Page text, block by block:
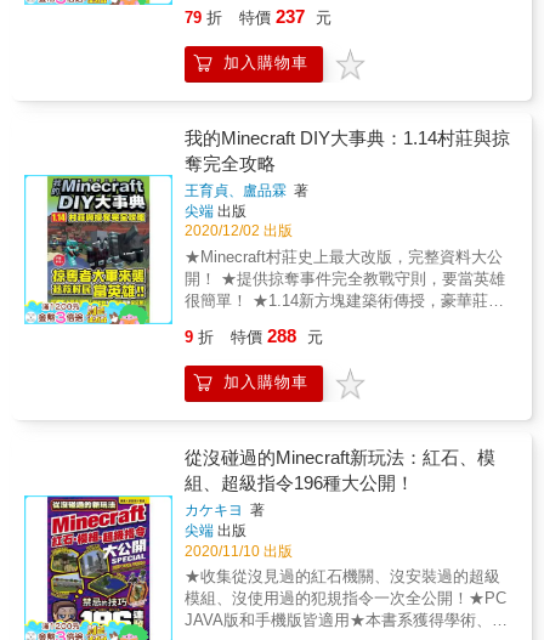
建築玩法。 &
玩法之一。系列刊物第二本「機關地圖嚴選評
鑑」裡面有許多高手做的機關地圖便是引用許
多紅石機關原理做成的，那本是請小朋友去
電池一樣放出電流（在遊戲中叫紅石訊號），
某些物件接收到訊號後，可以像燈泡一樣做出
反應。只要熟悉這些原理加以應用，就可以做
出各種自動機關。 & 對於小朋友來說，自己做
出一件自動機關是一件很有成就感的事。對父
母來說，這是一本能啟發小朋友邏輯觀念的
書，尤其能增強他們在邏輯判斷的基本常識。
& 這本書的目的是要讓小朋友實際看圖解就能
做出50個基礎機關，增加他們的成就感。然後
我們會再挑一兩個比較複雜的機關，告訴他們
向。 &
79 折 特價 237 元
加入購物車
我的Minecraft DIY大事典：1.14村莊與掠
奪完全攻略
王育貞、盧品霖 著
尖端 出版
2020/12/02 出版
★Minecraft村莊史上最大改版，完整資料大公
開！ ★提供掠奪事件完全教戰守則，要當英雄
很簡單！ ★1.14新方塊建築術傳授，豪華莊園
薦，特此感謝： 中華民國空間設計學會榮譽理
事長 盧圓華先生 台南崇學國小 張琬翔老師 花
蓮西林國小 李政蒲老師 台中亞洲大學 陳勇國
掠奪者主動攻擊村莊的事件。 & 村莊是
Minecraft生存玩法重要的資源補給地，許多重
要交換物都可以由村莊中的村民提供， 所以一
旦被掠奪者入侵，會大幅增加生存玩法的難
度。 因此本書將針對這種事件，從觸發條件，
入侵者的行為模式，以及他們的弱點在哪，有
什麼應對方法， 逐一為讀者分析，讓讀者從此
不再懼怕此類事件發生。 另外，1.14版新增的
生態系、道具、生物、武器裝備等等，也當然
9 折 特價 288 元
加入購物車
從沒碰過的Minecraft新玩法：紅石、模
組、超級指令196種大公開！
カケキヨ 著
尖端 出版
2020/11/10 出版
★收集從沒見過的紅石機關、沒安裝過的超級
模組、沒使用過的犯規指令一次全公開！★PC
JAVA版和手機版皆適用★本書系獲得學術、教